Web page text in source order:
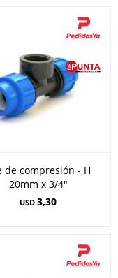
de compresión - H
20mm x 3/4"
USD 3,30